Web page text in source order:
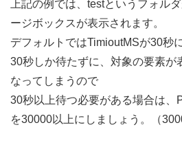
上記の例では、testというフォル
ージボックスが表示されます。
デフォルトではTimioutMSが30秒
30秒しか待たずに、対象の要素が
なってしまうので
30秒以上待つ必要がある場合は、
を30000以上にしましょう。（